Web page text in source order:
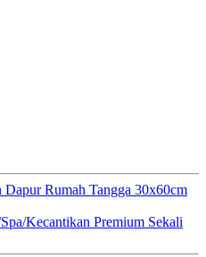
Dapur Rumah Tangga 30x60cm
Kecantikan Premium Sekali